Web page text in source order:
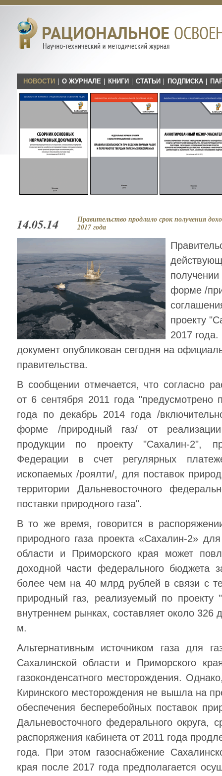
НОВОСТИ О ЖУРНАЛЕ КНИГИ СТАТЬИ ПОДПИСКА
14.05.14
Правительство продлило срок получения
2017 года
форме /
проекту
2017
документ опубликован сегодня на
правительства.
В сообщении отмечается, что согласно
от 6 сентября 2011 года "предусмотрено
года по декабрь 2014 года /
форме /природный газ/ от
продукции по проекту "Сахалин-2",
Федерации в счет регулярных
ископаемых /роялти/, для поставок
территории Дальневосточного
поставки природного газа".
В то же время, говорится в
природного газа проекта «Сахалин-2»
области и Приморского края может
доходной части федерального бюджета
более чем на 40 млрд рублей в связи с
природный газ, реализуемый по
внутреннем рынках, составляет около
м.
Альтернативным источником газа для
Сахалинской области и Приморского
газоконденсатного месторождения.
Киринского месторождения не вышла на
обеспечения бесперебойных поставок
Дальневосточного федерального округа,
распоряжения кабинета от 2011 года
года. При этом газоснабжение
края после 2017 года предполагается